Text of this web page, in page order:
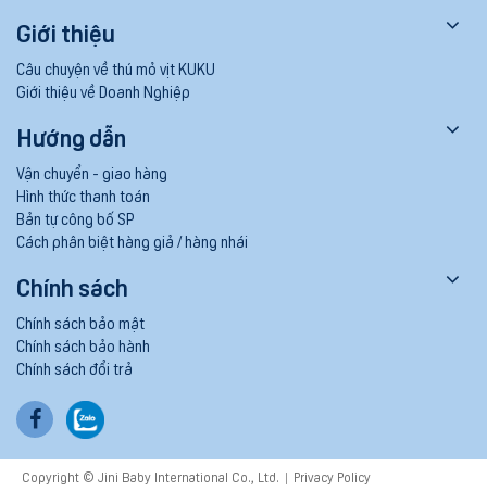
Giới thiệu
Câu chuyện về thú mỏ vịt KUKU
Giới thiệu về Doanh Nghiệp
Hướng dẫn
Vận chuyển - giao hàng
Hình thức thanh toán
Bản tự công bố SP
Cách phân biệt hàng giả / hàng nhái
Chính sách
Chính sách bảo mật
Chính sách bảo hành
Chính sách đổi trả
Copyright © Jini Baby International Co., Ltd.
Privacy Policy